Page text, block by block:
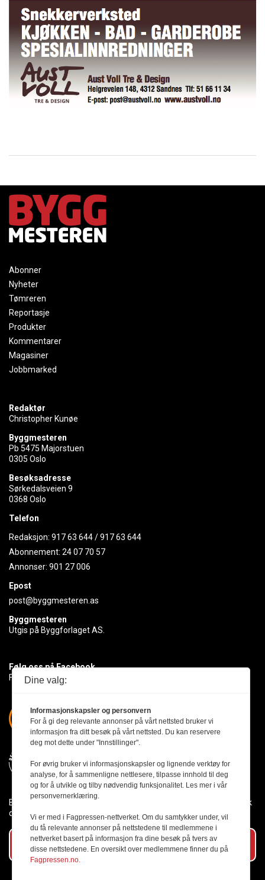
Abonner
Nyheter
Tømreren
Reportasje
Produkter
Kommentarer
Magasiner
Jobbmarked
Redaktør
Christopher Kunøe
Byggmesteren
Pb 5475 Majorstuen
0305 Oslo
Besøksadresse
Sørkedalsveien 9
0368 Oslo
Telefon
Redaksjon: 917 63 644/917 63 644
Abonnement: 24 07 70 57
Annonser: 901 27 006
Epost
post@byggmesteren.as
Byggmesteren
Utgis på Byggforlaget AS.
Følg oss på Facebook
Få med deg det siste innen byggebransjen
Byggmesteren følger Vær Varsom-plakaten og presseetikken slik
den er nedfelt i Redaktørplakaten.
Abonner på vårt nyhetsbrev
Dine valg:
Informasjonskapsler og personvern
For å gi deg relevante annonser på vårt nettsted bruker vi
informasjon fra ditt besøk på vårt nettsted. Du kan reservere
deg mot dette under "Innstillinger".
For øvrig bruker vi informasjonskapsler og lignende verktøy for
analyse, for å sammenligne nettlesere, tilpasse innhold til deg
og for å utvikle og tilby nødvendig funksjonalitet. Les mer i vår
personvernerklæring.
Vi er med i Fagpressen-nettverket. Om du samtykker under, vil
du få relevante annonser på nettstedene til medlemmene i
nettverket basert på informasjon fra dine besøk på tvers av
disse nettstedene. En oversikt over medlemmene finner du på
Fagpressen.no.